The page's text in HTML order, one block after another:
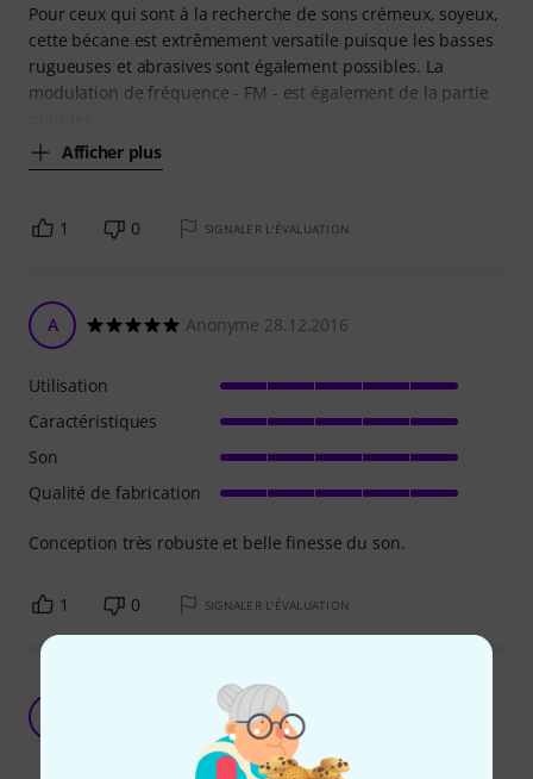
Pour ceux qui sont à la recherche de sons crémeux, soyeux,
cette bécane est extrêmement versatile puisque les basses
rugueuses et abrasives sont également possibles. La
modulation de fréquence - FM - est également de la partie
Afficher plus
1 0 SIGNALER L'ÉVALUATION
A Anonyme 28.12.2016
Conception très robuste et belle finesse du son.
Utilisation
Caractéristiques
Son
Qualité de fabrication
1 0 SIGNALER L'ÉVALUATION
Un synthétiseur analogique pensé comme un
instrument de musique
Emmanuel376 19.10.2012